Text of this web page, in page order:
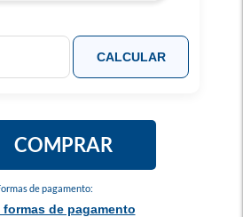
de pagamento:
formas de pagamento
COMPRAR
CALCULAR